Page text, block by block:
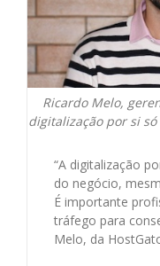
Ricardo Melo,
digitalização por si só
“A digitalização
do negócio,
É importante
tráfego para
Melo, da